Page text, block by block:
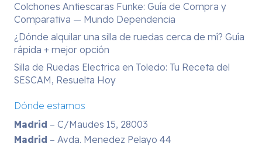
Colchones Antiescaras Funke: Guía de Compra y
Comparativa — Mundo Dependencia
¿Dónde alquilar una silla de ruedas cerca de mí? Guía
rápida + mejor opción
Silla de Ruedas Electrica en Toledo: Tu Receta del
SESCAM, Resuelta Hoy
Dónde estamos
Madrid – C/Maudes 15, 28003
Madrid – Avda. Menedez Pelayo 44